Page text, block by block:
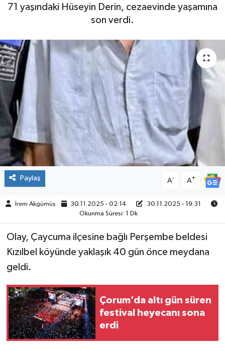
71 yaşındaki Hüseyin Derin, cezaevinde yaşamına
son verdi.
Paylaş A- A+
İrem Akgümüş 30.11.2025 - 02:14
30.11.2025 - 19:31
Okunma Süresi: 1 Dk
Olay, Çaycuma ilçesine bağlı Perşembe beldesi
Kızılbel köyünde yaklaşık 40 gün önce meydana
geldi.
Çorum’da altı gün süren
festival heyecanı sona
erdi
EĞİTİM
ÇEVRE
RESMİ İLANLAR
KÜLTÜR
TURİZM
MAGAZİN
BİLİM&TEKNOLOJİ
BÖLGE
TÜRKİYE
DÜNYA
Son Dakika Haberleri